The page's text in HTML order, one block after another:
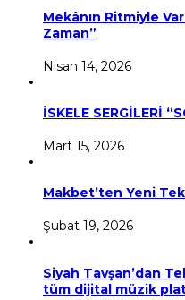
Mekânın Ritmiyle
Zaman”
Nisan 14, 2026
İSKELE SERGİLERİ
Mart 15, 2026
Makbet’ten Yeni
Şubat 19, 2026
Siyah Tavşan’dan
tüm dijital müzik